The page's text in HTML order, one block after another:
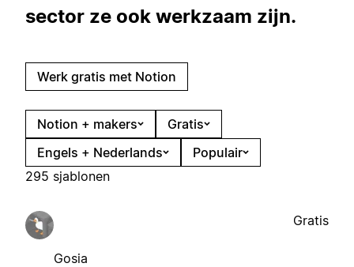
sector ze ook werkzaam zijn.
Werk gratis met Notion
Notion + makers
Gratis
Engels + Nederlands
Populair
295 sjablonen
Gosia
Gratis